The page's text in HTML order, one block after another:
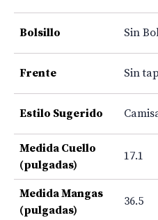
Bolsillo Sin
Frente Sin
Estilo Sugerido
Medida Cuello
(pulgadas)
17.1
Medida Mangas
(pulgadas)
36.5